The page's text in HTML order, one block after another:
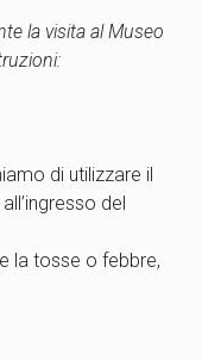
la visita al Museo
di utilizzare il
del
la tosse o febbre,